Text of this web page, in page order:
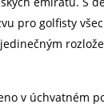
pro golfisty
v úchvatném